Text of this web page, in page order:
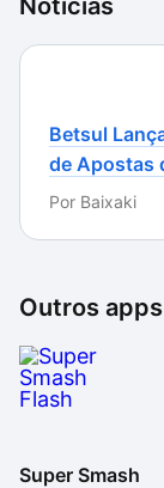
saudades dos
(como jogar no
arena para
diferente.
Notícias
Betsul
de Apostas
Por Baixaki
Outros
Super Smash